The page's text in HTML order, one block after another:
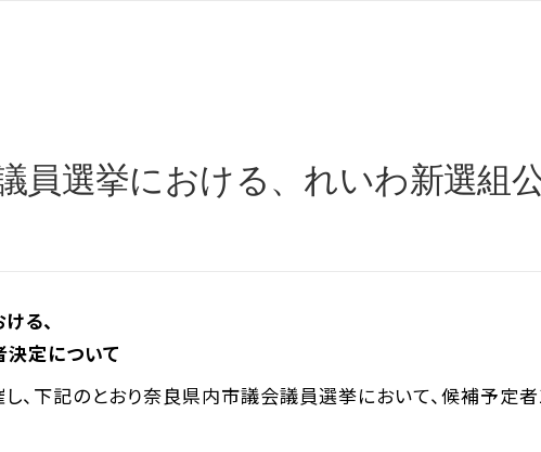
員選挙における、れいわ新選組
る、
定について
、下記のとおり奈良県内市議会議員選挙において、候補予定